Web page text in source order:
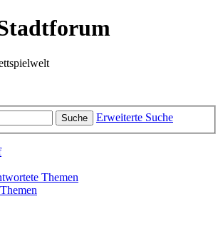
Suche Erweiterte Suche
Themen